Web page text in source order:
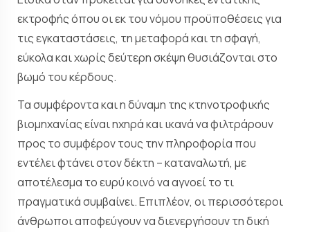
εκτροφής όπου οι εκ του νόμου προϋποθέσεις για
τις εγκαταστάσεις, τη μεταφορά και τη σφαγή,
εύκολα και χωρίς δεύτερη σκέψη θυσιάζονται στο
βωμό του κέρδους.
Τα συμφέροντα και η δύναμη της κτηνοτροφικής
βιομηχανίας είναι ηχηρά και ικανά να φιλτράρουν
προς το συμφέρον τους την πληροφορία που
εντέλει φτάνει στον δέκτη – καταναλωτή, με
αποτέλεσμα το ευρύ κοινό να αγνοεί το τι
πραγματικά συμβαίνει. Επιπλέον, οι περισσότεροι
άνθρωποι αποφεύγουν να διενεργήσουν τη δική